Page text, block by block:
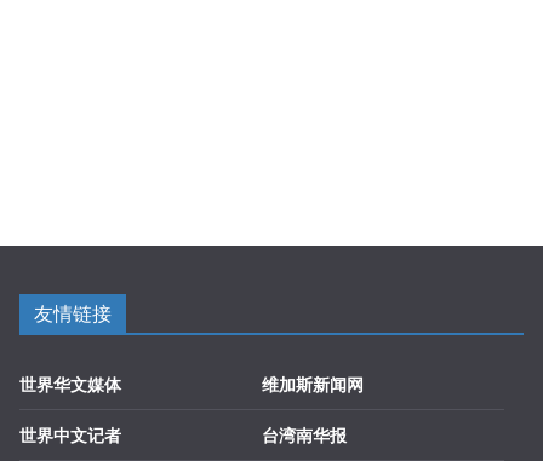
友情链接
世界华文媒体
世界中文记者
维加斯新闻网
台湾南华报